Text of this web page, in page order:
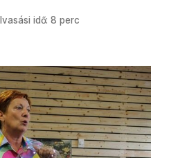
idő: 8 perc